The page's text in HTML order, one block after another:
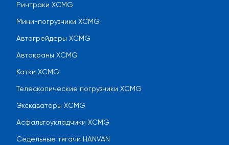
Ричтраки XCMG
Мини-погрузчики XCMG
Автогрейдеры XCMG
Автокраны XCMG
Катки XCMG
Телескопические погрузчики XCMG
Экскаваторы XCMG
Асфальтоукладчики XCMG
Седельные тягачи HANVAN